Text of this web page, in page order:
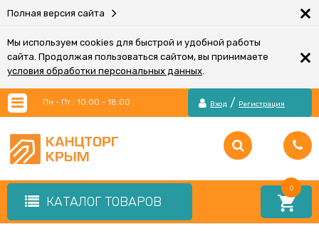
Полная версия сайта ×
Мы используем cookies для быстрой и удобной работы
сайта. Продолжая пользоваться сайтом, вы принимаете
условия обработки персональных данных.
×
Пн - Пт : 10:00 - 18:00 Вход / Регистрация
КАТАЛОГ ТОВАРОВ
0